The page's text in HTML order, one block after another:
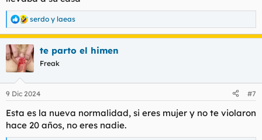
R
e
c
c
i
e
:
serdo y laeas
te parto el himen
Freak
9 Dic 2024 #7
Esta es la nueva normalidad, si eres mujer y no te violaron
hace 20 años, no eres nadie.